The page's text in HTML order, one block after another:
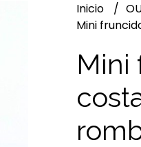
Inicio
Mini
Mini